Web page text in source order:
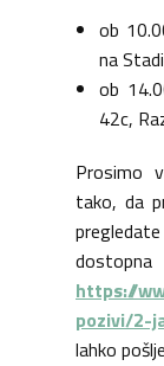
ob
na
ob
42c,
Prosimo
tako, da
https://
pozivi/2-
lahko